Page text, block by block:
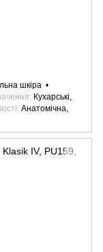
шкіра
Кухарські,
Анатомічна,